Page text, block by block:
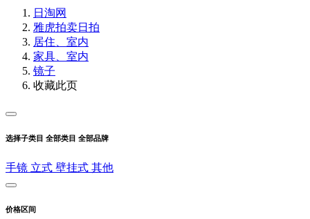
日淘网
雅虎拍卖日拍
居住、室内
家具、室内
镜子
收藏此页
选择子类目 全部类目 全部品牌
手镜 立式 壁挂式 其他
价格区间